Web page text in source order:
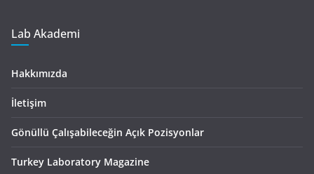
Lab Akademi
Hakkımızda
İletişim
Gönüllü Çalışabileceğin Açık Pozisyonlar
Turkey Laboratory Magazine